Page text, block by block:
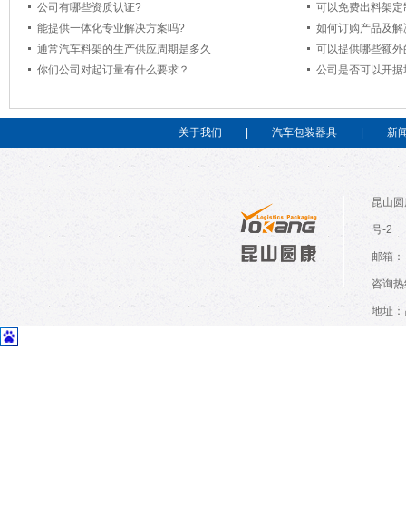
公司有哪些资质认证?
可以免费出料架
能提供一体化专业解决方案吗?
如何订购产品及
通常汽车料架的生产供应周期是多久
可以提供哪些额
你们公司对起订量有什么要求？
公司是否可以开
关于我们 汽车包装器具 新
昆山
号-2
邮箱：
咨询
地址